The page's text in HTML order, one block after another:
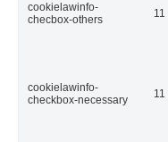
cookielawinfo-
checbox-others
cookielawinfo-
checkbox-necessary